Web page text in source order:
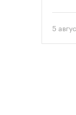
от 5
5